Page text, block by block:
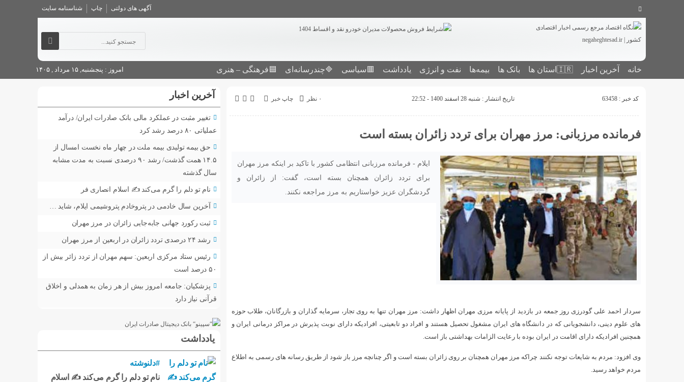
آگهی های دولتی چاپ شناسنامه سایت
خانه آخرین اخبار 🇮🇷استان ‌ها بانک ها بیمه‌ها نفت و انرژی یادداشت 🟥سیاسی 🔷چندرسانه‌ای 🟦فرهنگی – هنری امروز : پنجشنبه, ۱۵ مرداد , ۱۴۰۵
کد خبر : 63458 تاریخ انتشار : شنبه 28 اسفند 1400 - 22:52 چاپ خبر ۰ نظر
فرمانده مرزبانی: مرز مهران برای تردد زائران بسته است
ایلام - فرمانده مرزبانی انتظامی کشور با تاکید بر اینکه مرز مهران
برای تردد زائران همچنان بسته است، گفت: از زائران و
گردشگران عزیز خواستاریم به مرز مراجعه نکنند.
سردار احمد علی گودرزی روز جمعه در بازدید از پایانه مرزی مهران اظهار داشت: مرز مهران تنها به روی تجار، سرمایه گذاران و بازرگانان، طلاب حوزه
های علوم دینی، دانشجویانی که در دانشگاه های ایران مشغول تحصیل هستند و افراد دو تابعیتی، افرادیکه دارای نوبت پذیرش در مراکز درمانی ایران و
همچنین افرادیکه دارای اقامت در ایران بوده با رعایت الزامات بهداشتی باز است.
وی افزود: مردم به شایعات توجه نکنند چراکه مرز مهران همچنان بر روی زائران بسته است و اگر چنانچه مرز باز شود از طریق رسانه های رسمی به اطلاع
مردم خواهد رسید.
آخرین اخبار
تغییر مثبت در عملکرد مالی بانک صادرات ایران/ درآمد
عملیاتی ۸۰ درصد رشد کرد
حق بیمه تولیدی بیمه ملت در چهار ماه نخست امسال از
۱۴.۵ همت گذشت/ رشد ۹۰ درصدی نسبت به مدت مشابه
سال گذشته
نام تو دلم را گرم می‌کند ✍️ اسلام انصاری فر
آخرین سال خادمی در پتروخادم پتروشیمی ایلام، شاید …
ثبت رکورد جهانی جابه‌جایی زائران در مرز مهران
رشد ۲۴ درصدی تردد زائران در اربعین از مرز مهران
رئیس ستاد مرکزی اربعین: سهم مهران از تردد زائر بیش از
۵۰ درصد است
پزشکیان: جامعه امروز بیش از هر زمان به همدلی و اخلاق
قرآنی نیاز دارد
یادداشت
#دلنوشته
نام تو دلم را گرم می‌کند ✍️ اسلام